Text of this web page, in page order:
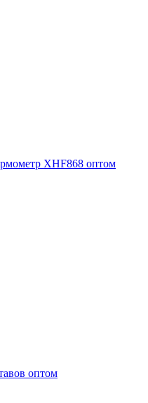
XHF868 оптом
оптом